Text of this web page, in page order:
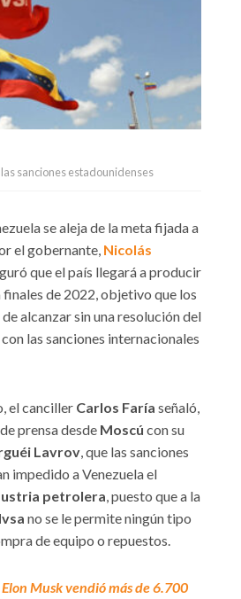
sanciones estadounidenses
se aleja de la meta fijada a
el gobernante, Nicolás
que el país llegará a producir
finales de 2022, objetivo que los
alcanzar sin una resolución del
las sanciones internacionales
el canciller Carlos Faría señaló,
prensa desde Moscú con su
Lavrov , que las sanciones
impedido a Venezuela el
petrolera , puesto que a la
no se le permite ningún tipo
de equipo o repuestos.
Elon Musk vendió más de 6.700